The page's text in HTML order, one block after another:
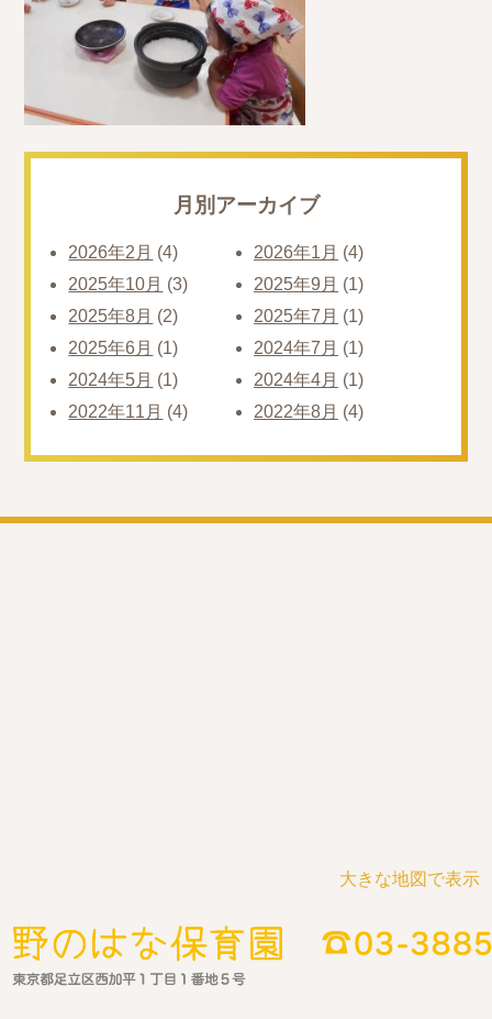
月別アーカイブ
2026年2月 (4) 2026年1月 (4)
2025年10月 (3) 2025年9月 (1)
2025年8月 (2) 2025年7月 (1)
2025年6月 (1) 2024年7月 (1)
2024年5月 (1) 2024年4月 (1)
2022年11月 (4) 2022年8月 (4)
大きな地図で表示